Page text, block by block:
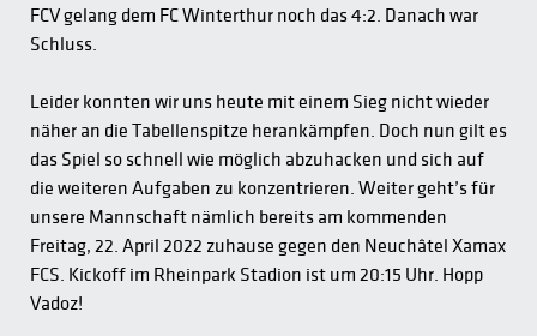
FCV gelang dem FC Winterthur noch das 4:2. Danach war
Schluss.
Leider konnten wir uns heute mit einem Sieg nicht wieder
näher an die Tabellenspitze herankämpfen. Doch nun gilt es
das Spiel so schnell wie möglich abzuhacken und sich auf
die weiteren Aufgaben zu konzentrieren. Weiter geht’s für
unsere Mannschaft nämlich bereits am kommenden
Freitag, 22. April 2022 zuhause gegen den Neuchâtel Xamax
FCS. Kickoff im Rheinpark Stadion ist um 20:15 Uhr. Hopp
Vadoz!